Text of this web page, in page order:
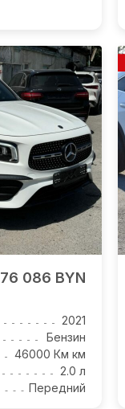
76 086 BYN
2021
Бензин
46000 Км км
2.0 л
Передний